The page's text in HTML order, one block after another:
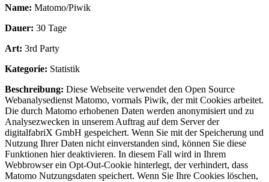
Name: Matomo/Piwik
Dauer: 30 Tage
Art: 3rd Party
Kategorie: Statistik
Beschreibung: Diese Webseite verwendet den Open Source
Webanalysedienst Matomo, vormals Piwik, der mit Cookies arbeitet.
Die durch Matomo erhobenen Daten werden anonymisiert und zu
Analysezwecken in unserem Auftrag auf dem Server der
digitalfabriX GmbH gespeichert. Wenn Sie mit der Speicherung und
Nutzung Ihrer Daten nicht einverstanden sind, können Sie diese
Funktionen hier deaktivieren. In diesem Fall wird in Ihrem
Webbrowser ein Opt-Out-Cookie hinterlegt, der verhindert, dass
Matomo Nutzungsdaten speichert. Wenn Sie Ihre Cookies löschen,